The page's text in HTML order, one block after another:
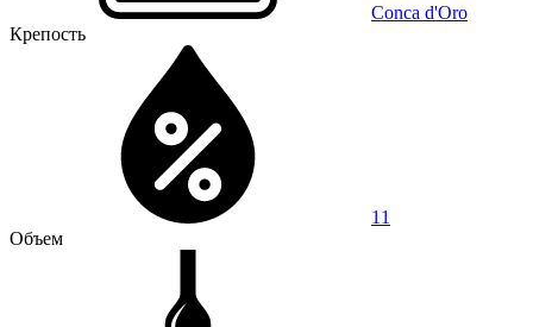
Conca d'Oro
Крепость
11
Объем